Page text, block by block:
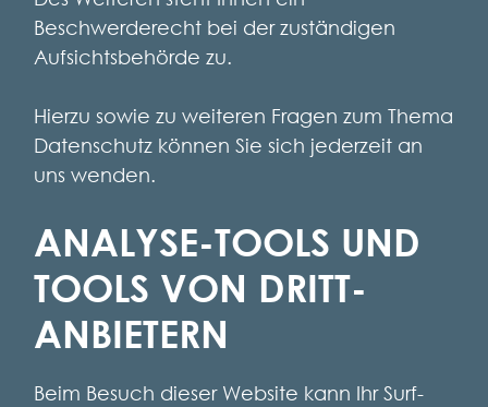
Beschwerderecht bei der zuständigen
Aufsichtsbehörde zu.
Hierzu sowie zu weiteren Fragen zum Thema
Datenschutz können Sie sich jederzeit an
uns wenden.
ANALYSE-TOOLS UND
TOOLS VON DRITT­
ANBIETERN
Beim Besuch dieser Website kann Ihr Surf-